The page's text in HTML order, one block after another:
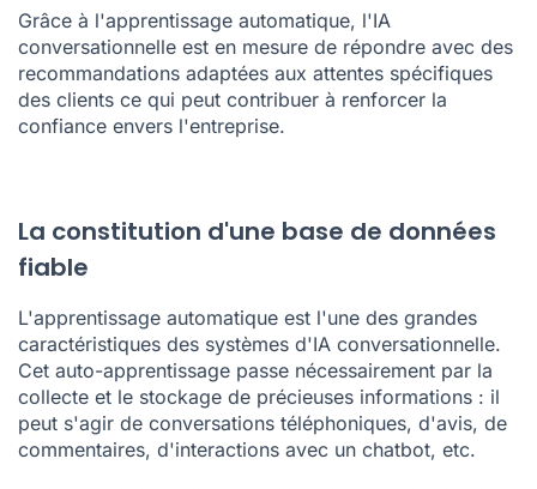
Grâce à l'apprentissage automatique, l'IA
conversationnelle est en mesure de répondre avec des
recommandations adaptées aux attentes spécifiques
des clients ce qui peut contribuer à renforcer la
confiance envers l'entreprise.
La constitution d'une base de données
fiable
L'apprentissage automatique est l'une des grandes
caractéristiques des systèmes d'IA conversationnelle.
Cet auto-apprentissage passe nécessairement par la
collecte et le stockage de précieuses informations : il
peut s'agir de conversations téléphoniques, d'avis, de
commentaires, d'interactions avec un chatbot, etc.